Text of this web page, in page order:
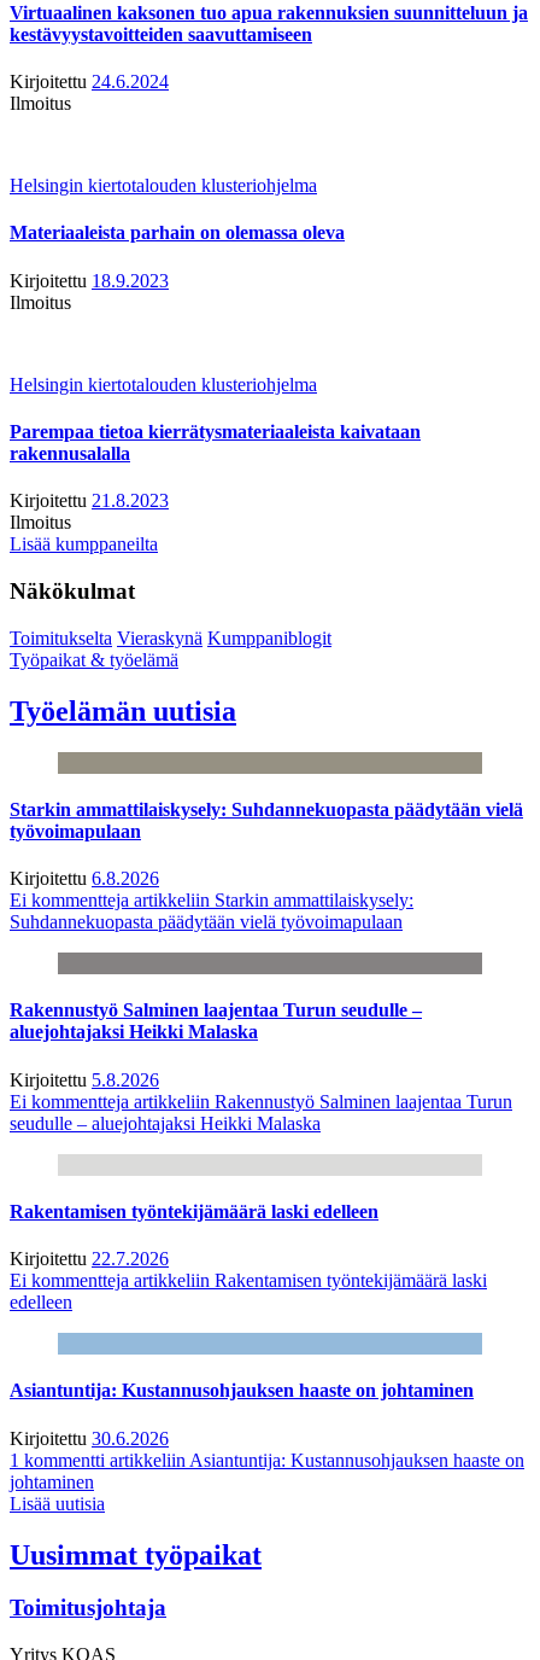
Virtuaalinen kaksonen tuo apua rakennuksien suunnitteluun ja
kestävyystavoitteiden saavuttamiseen
Kirjoitettu 24.6.2024
Ilmoitus
Helsingin kiertotalouden klusteriohjelma
Materiaaleista parhain on olemassa oleva
Kirjoitettu 18.9.2023
Ilmoitus
Helsingin kiertotalouden klusteriohjelma
Parempaa tietoa kierrätysmateriaaleista kaivataan
rakennusalalla
Kirjoitettu 21.8.2023
Ilmoitus
Lisää kumppaneilta
Näkökulmat
Toimitukselta Vieraskynä Kumppaniblogit
Työpaikat & työelämä
Työelämän uutisia
Starkin ammattilaiskysely: Suhdannekuopasta päädytään vielä
työvoimapulaan
Kirjoitettu 6.8.2026
Ei kommentteja artikkeliin Starkin ammattilaiskysely:
Suhdannekuopasta päädytään vielä työvoimapulaan
Rakennustyö Salminen laajentaa Turun seudulle –
aluejohtajaksi Heikki Malaska
Kirjoitettu 5.8.2026
Ei kommentteja artikkeliin Rakennustyö Salminen laajentaa Turun
seudulle – aluejohtajaksi Heikki Malaska
Rakentamisen työntekijämäärä laski edelleen
Kirjoitettu 22.7.2026
Ei kommentteja artikkeliin Rakentamisen työntekijämäärä laski
edelleen
Asiantuntija: Kustannusohjauksen haaste on johtaminen
Kirjoitettu 30.6.2026
1 kommentti artikkeliin Asiantuntija: Kustannusohjauksen haaste on
johtaminen
Lisää uutisia
Uusimmat työpaikat
Toimitusjohtaja
Yritys KOAS